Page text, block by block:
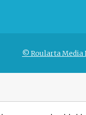
© Roularta Media